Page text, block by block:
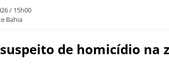
/ 15h00
Bahia
de homicídio na